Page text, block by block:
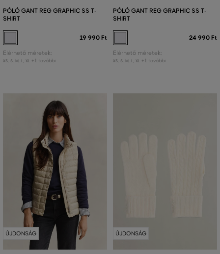
PÓLÓ GANT REG GRAPHIC SS T-
SHIRT
19 990 Ft
Elérhető méretek:
XS, S, M L XL +1 további
PÓLÓ GANT REG GRAPHIC SS T-
SHIRT
24 990 Ft
Elérhető méretek:
XS, S, M L XL +1 további
ÚJDONSÁG ÚJDONSÁG